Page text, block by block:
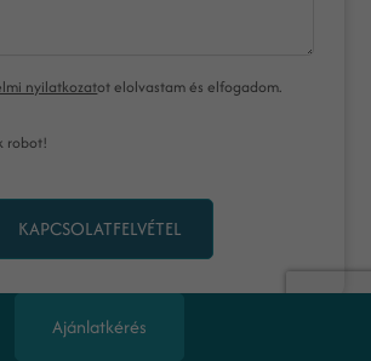
nyilatkozatot elolvastam és elfogadom.
robot!
KAPCSOLATFELVÉTEL
Ajánlatkérés